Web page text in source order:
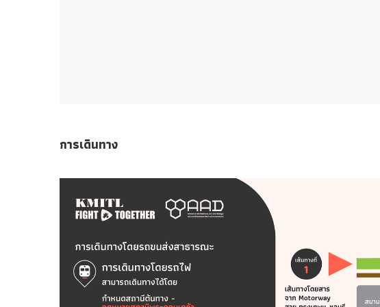
การเดินทาง